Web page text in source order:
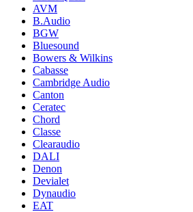
AVM
B.Audio
BGW
Bluesound
Bowers & Wilkins
Cabasse
Cambridge Audio
Canton
Ceratec
Chord
Classe
Clearaudio
DALI
Denon
Devialet
Dynaudio
EAT